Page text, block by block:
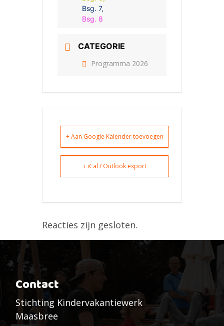
Bsg. 7,
Bsg. 8
CATEGORIE
Programma 2026
+ Aan Google Kalender toevoegen
+ iCal / Outlook export
Reacties zijn gesloten.
Contact
Stichting Kindervakantiewerk
Maasbree